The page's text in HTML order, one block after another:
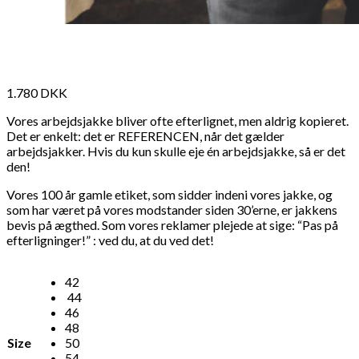
1.780DKK
Vores arbejdsjakke bliver ofte efterlignet, men aldrig kopieret.
Det er enkelt: det er REFERENCEN, når det gælder
arbejdsjakker. Hvis du kun skulle eje én arbejdsjakke, så er det
den!
Vores 100 år gamle etiket, som sidder indeni vores jakke, og
som har været på vores modstander siden 30’erne, er jakkens
bevis på ægthed. Som vores reklamer plejede at sige: “Pas på
efterligninger!” : ved du, at du ved det!
Size
42
44
46
48
50